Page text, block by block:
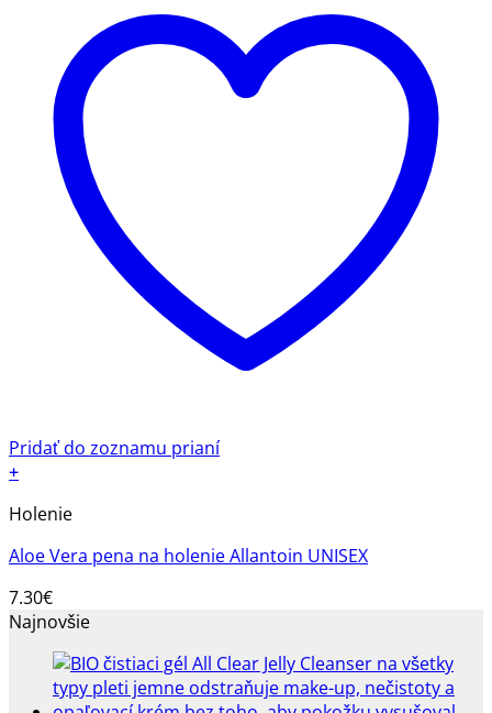
Pridať do zoznamu prianí
+
Holenie
Aloe Vera pena na holenie Allantoin UNISEX
7.30€
Najnovšie